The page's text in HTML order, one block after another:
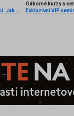
Světový bestseller o tradingu v češtině! Úspěšní obchodníci: Jak běžní lidé porážejí Wall Street v jeho vlastní hře
Odborné kurzy a
Exkluzivní VIP